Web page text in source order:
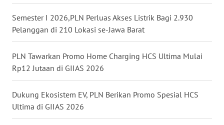
Semester I 2026,PLN Perluas Akses Listrik Bagi 2.930
Pelanggan di 210 Lokasi se-Jawa Barat
PLN Tawarkan Promo Home Charging HCS Ultima Mulai
Rp12 Jutaan di GIIAS 2026
Dukung Ekosistem EV, PLN Berikan Promo Spesial HCS
Ultima di GIIAS 2026
NUSANTARA
WN
JOGJA
WN
JATIM
WN